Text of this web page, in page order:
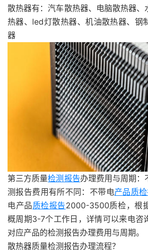
散热器有：汽车散热器、电脑散热器、
热器、led灯散热器、机油散热器、钢
器
第三方质量检测报告办理费用与周期
测报告费用有所不同：不带电产品质
电产品质检报告2000-3500质检，根
概周期3-7个工作日，详情可以来电咨
对应产品的检测报告办理费用与周期。
散热器质量检测报告办理流程？